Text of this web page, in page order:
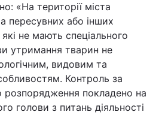
Статті
Думки
Вакансії
«На території міста
пересувних або інших
не мають спеціального
утримання тварин не
видовим та
Контроль за
розпорядження покладено на
голови з питань діяльності